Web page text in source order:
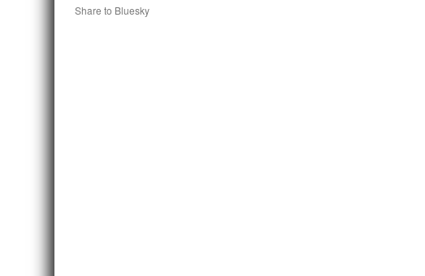
Share to Bluesky